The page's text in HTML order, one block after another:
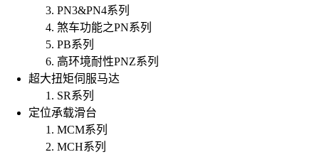
PN3&PN4系列
煞车功能之PN系列
PB系列
高环境耐性PNZ系列
超大扭矩伺服马达
SR系列
定位承载滑台
MCM系列
MCH系列